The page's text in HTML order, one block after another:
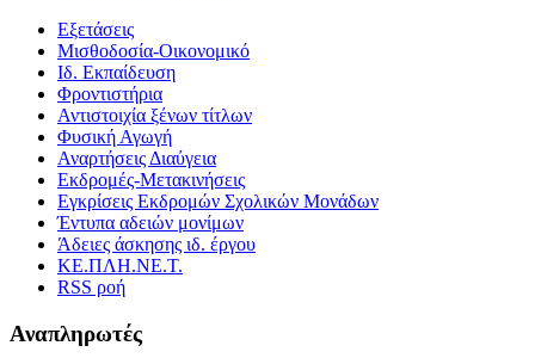
Εξετάσεις
Μισθοδοσία-Οικονομικό
Ιδ. Εκπαίδευση
Φροντιστήρια
Αντιστοιχία ξένων τίτλων
Φυσική Αγωγή
Αναρτήσεις Διαύγεια
Εκδρομές-Μετακινήσεις
Εγκρίσεις Εκδρομών Σχολικών Μονάδων
Έντυπα αδειών μονίμων
Άδειες άσκησης ιδ. έργου
ΚΕ.ΠΛΗ.ΝΕ.Τ.
RSS ροή
Αναπληρωτές